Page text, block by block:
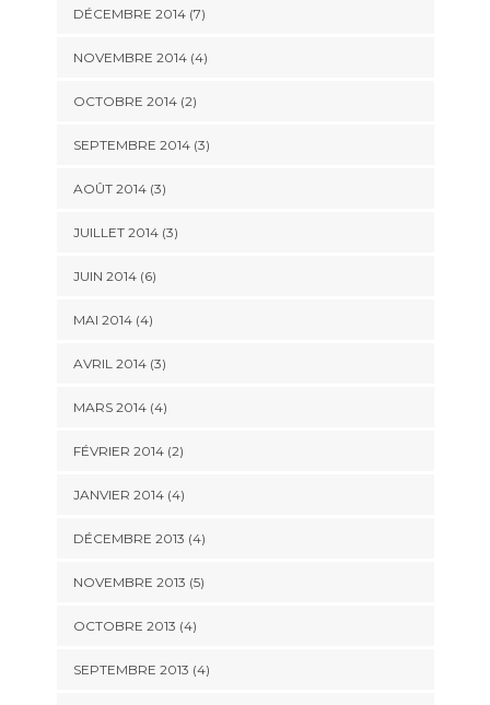
DÉCEMBRE 2014(7)
NOVEMBRE 2014(4)
OCTOBRE 2014(2)
SEPTEMBRE 2014(3)
AOÛT 2014(3)
JUILLET 2014(3)
JUIN 2014(6)
MAI 2014(4)
AVRIL 2014(3)
MARS 2014(4)
FÉVRIER 2014(2)
JANVIER 2014(4)
DÉCEMBRE 2013 (4)
NOVEMBRE 2013 (5)
OCTOBRE 2013 (4)
SEPTEMBRE 2013 (4)